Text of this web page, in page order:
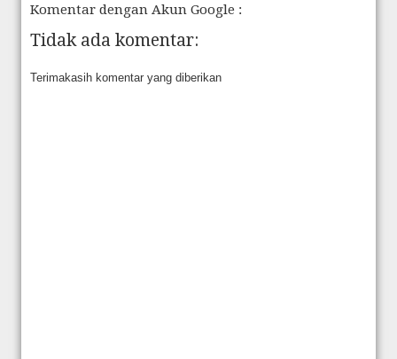
Komentar dengan Akun Google :
Tidak ada komentar:
Terimakasih komentar yang diberikan